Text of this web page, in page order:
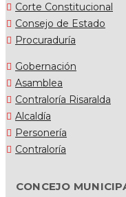
Corte Constitucional
Consejo de Estado
Procuraduría
Gobernación
Asamblea
Contraloría Risaralda
Alcaldía
Personería
Contraloría
CONCEJO